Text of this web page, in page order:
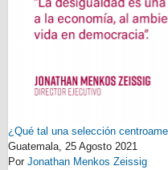
¿Qué tal una selección
Guatemala, 25 Agosto 2021
Por Jonathan Menkos Zeissig